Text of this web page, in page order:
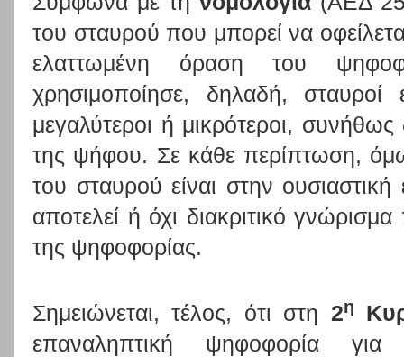
του σταυρού που μπορεί να
ελαττωμένη όραση του
χρησιμοποίησε, δηλαδή, σταυροί
μεγαλύτεροι ή μικρότεροι,
της ψήφου. Σε κάθε περίπτωση,
του σταυρού είναι στην
αποτελεί ή όχι διακριτικό
της ψηφοφορίας.
Σημειώνεται, τέλος, ότι στη 2η
επαναληπτική ψηφοφορία